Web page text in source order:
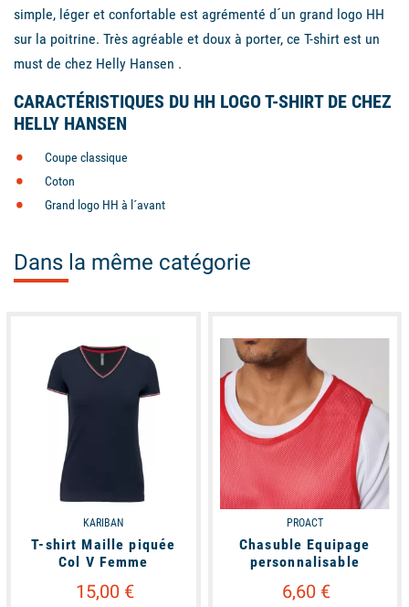
simple, léger et confortable est agrémenté d´un grand logo HH
sur la poitrine. Très agréable et doux à porter, ce T-shirt est un
must de chez Helly Hansen .
CARACTÉRISTIQUES DU HH LOGO T-SHIRT DE CHEZ
HELLY HANSEN
Coupe classique
Coton
Grand logo HH à l´avant
Dans la même catégorie
KARIBAN
T-shirt Maille piquée
Col V Femme
15,00 €
available
PROACT
Chasuble Equipage
personnalisable
6,60 €